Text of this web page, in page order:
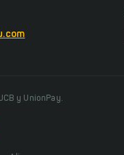
y UnionPay.